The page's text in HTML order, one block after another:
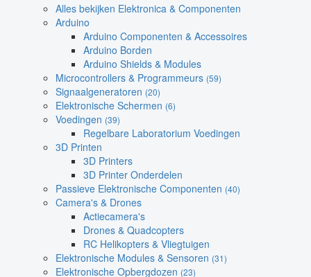
Alles bekijken Elektronica & Componenten
Arduino
Arduino Componenten & Accessoires
Arduino Borden
Arduino Shields & Modules
Microcontrollers & Programmeurs (59)
Signaalgeneratoren (20)
Elektronische Schermen (6)
Voedingen (39)
Regelbare Laboratorium Voedingen
3D Printen
3D Printers
3D Printer Onderdelen
Passieve Elektronische Componenten (40)
Camera's & Drones
Actiecamera's
Drones & Quadcopters
RC Helikopters & Vliegtuigen
Elektronische Modules & Sensoren (31)
Elektronische Opbergdozen (23)